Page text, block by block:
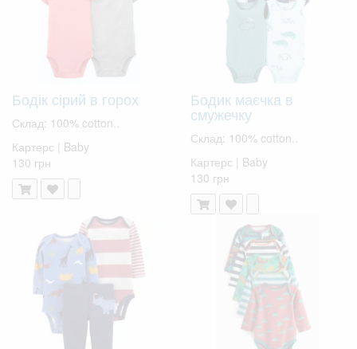
Бодік сірий в горох
Склад: 100% cotton..
Картерс | Baby
130 грн
Бодик маєчка в
смужечку
Склад: 100% cotton..
Картерс | Baby
130 грн